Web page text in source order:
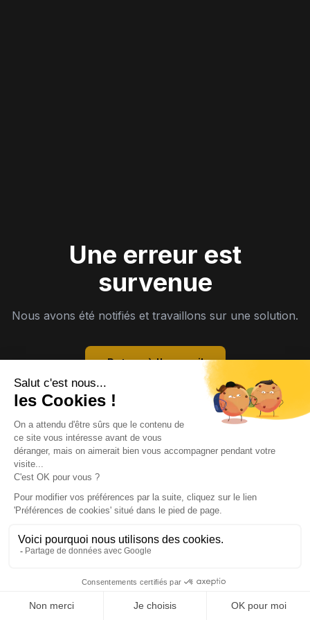
Une erreur est
survenue
Nous avons été notifiés et travaillons sur une solution.
Retour à l'accueil